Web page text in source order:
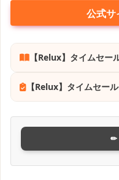
公式サ
【Relux】タイムセー
【Relux】タイムセー
✏